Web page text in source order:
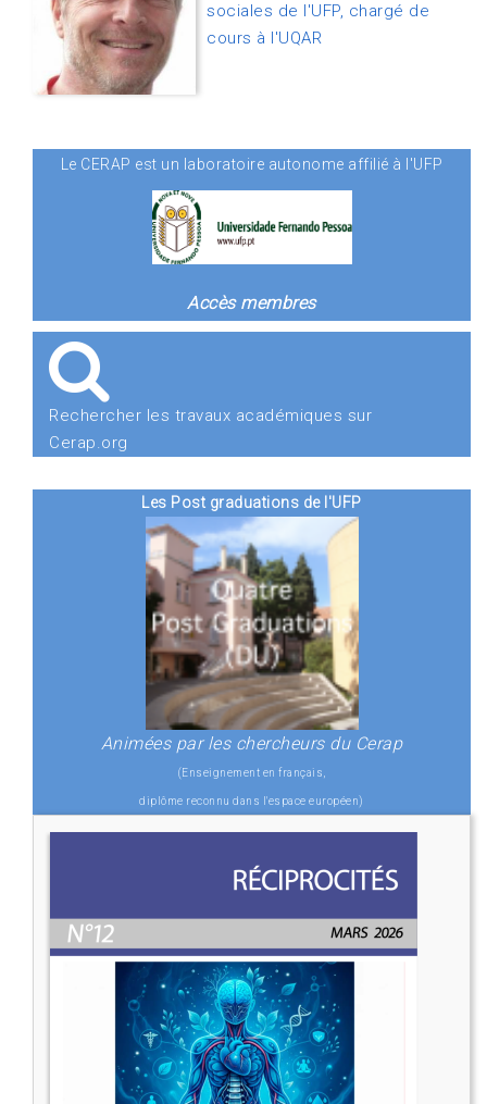
sociales de l'UFP, chargé de
cours à l'UQAR
Le CERAP est un laboratoire autonome affilié à l'UFP
Accès membres
Rechercher les travaux académiques sur
Cerap.org
Les Post graduations de l'UFP
Animées par les chercheurs du Cerap
(Enseignement en français,
diplôme reconnu dans l'espace européen)